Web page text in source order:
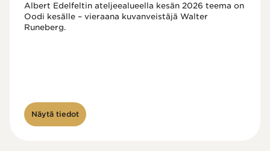
Albert Edelfeltin ateljeealueella kesän 2026 teema on
Oodi kesälle – vieraana kuvanveistäjä Walter
Näytä tiedot